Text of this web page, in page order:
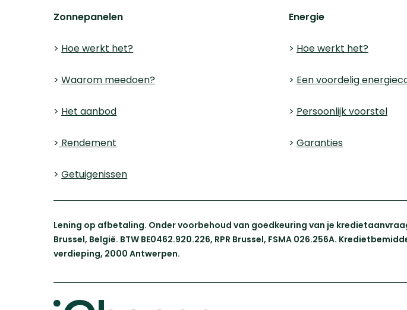
Zonnepanelen
> Hoe werkt het?
>Waarom meedoen?
> Het aanbod
> Rendement
>Getuigenissen
Energie
> Hoe werkt het?
> Een voordelig
> Persoonlijk voorstel
> Garanties
Lening op afbetaling. Onder voorbehoud van goedkeuring van je
Brussel, België. BTW BE0462.920.226, RPR Brussel, FSMA 026.256A.
verdieping, 2000 Antwerpen.